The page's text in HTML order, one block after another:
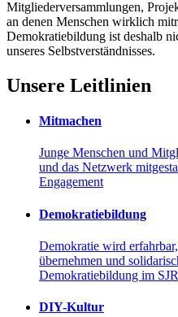
Mitgliederversammlungen,
an denen Menschen wirklich
Demokratiebildung ist deshalb
unseres Selbstverständnisses.
Unsere Leitlinien
Mitmachen
Junge Menschen und
und das Netzwerk
Engagement
Demokratiebildung
Demokratie wird
übernehmen und
Demokratiebildung im SJR
DIY-Kultur